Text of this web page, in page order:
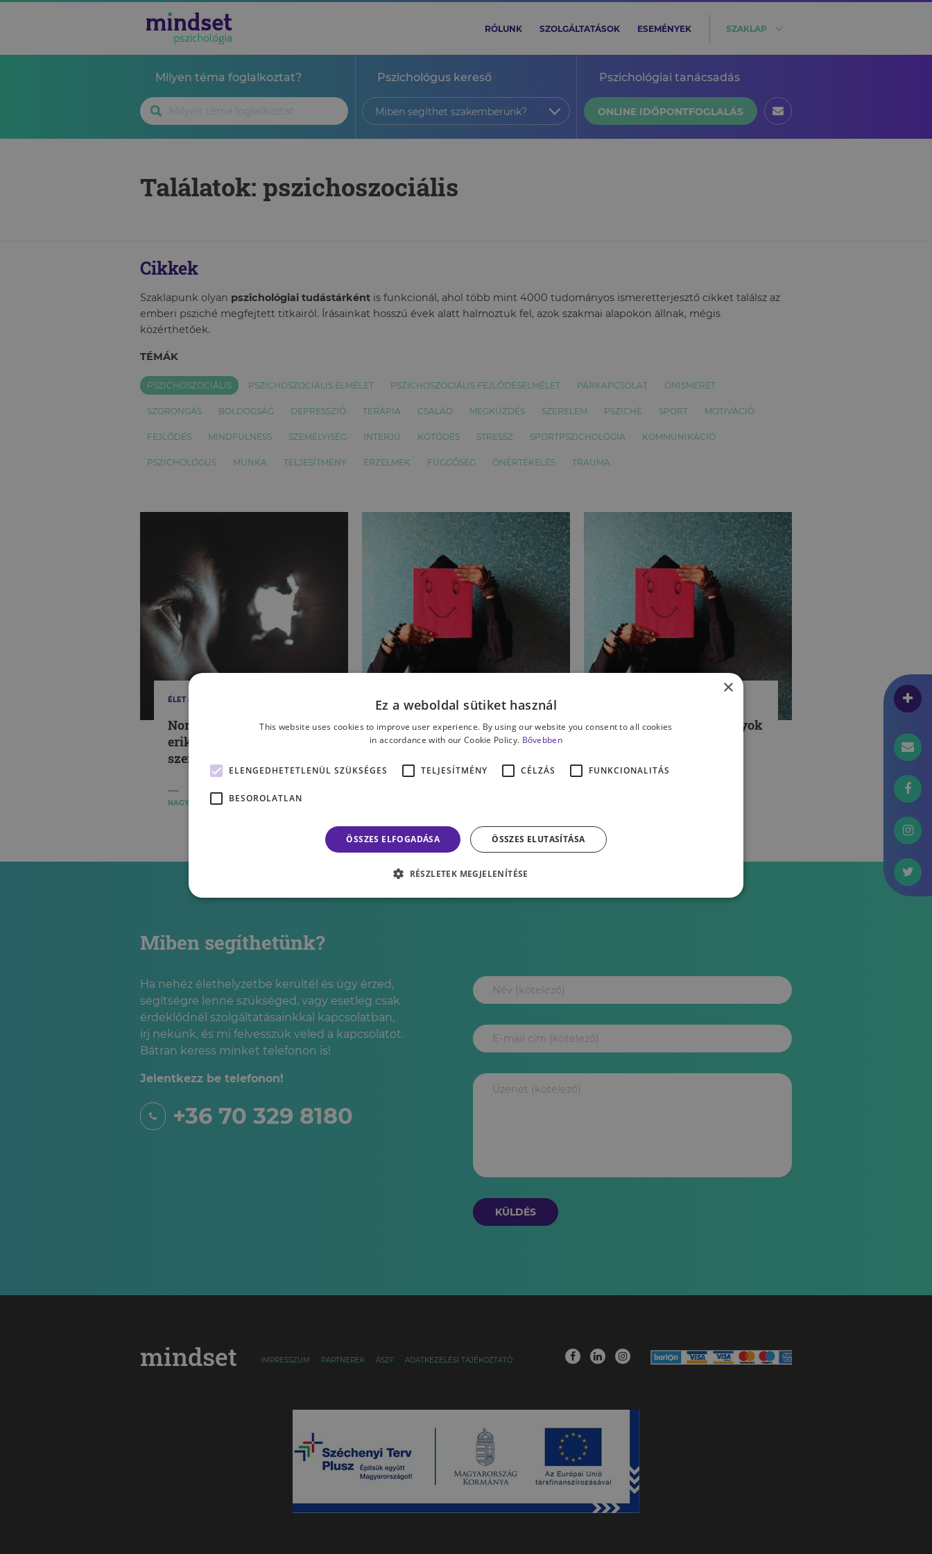
RÓLUNK SZOLGÁLTATÁSOK ESEMÉNYEK SZAKLAP
Milyen téma foglalkoztat? Pszichológus kereső
Miben segíthet szakemberünk?
Pszichológiai tanácsadás
ONLINE IDŐPONTFOGLALÁS
Találatok: pszichoszociális
Cikkek
Szaklapunk olyan pszichológiai tudástárként is funkcionál, ahol több mint 4000 tudományos ismeretterjesztő cikket találsz az
emberi psziché megfejtett titkairól. Írásainkat hosszú évek alatt halmoztuk fel, azok szakmai alapokon állnak, mégis
közérthetőek.
TÉMÁK
PSZICHOSZOCIÁLIS PSZICHOSZOCIÁLIS ELMÉLET PSZICHOSZOCIÁLIS FEJLŐDÉSELMÉLET PÁRKAPCSOLAT ÖNISMERET
SZORONGÁS BOLDOGSÁG DEPRESSZIÓ TERÁPIA CSALÁD MEGKÜZDÉS SZERELEM PSZICHÉ SPORT MOTIVÁCIÓ
FEJLŐDÉS MINDFULNESS SZEMÉLYISÉG INTERJÚ KÖTŐDÉS STRESSZ SPORTPSZICHOLÓGIA KOMMUNIKÁCIÓ
PSZICHOLÓGUS MUNKA TELJESÍTMÉNY ÉRZELMEK FÜGGŐSÉG ÖNÉRTÉKELÉS TRAUMA
ÉLET & PSZICHOLÓGIA
Normatív kríziseink – az
eriksoni
személyiségfejlődés
NAGY VANDA
SZEMÉLYISÉG
Álarc mögött – ki vagyok
én? II. rész
Álarc mögött – ki vagyok
Miben segíthetünk?
Ha nehéz élethelyzetbe kerültél és úgy érzed,
segítségre lenne szükséged, vagy esetleg csak
érdeklődnél szolgáltatásainkkal kapcsolatban,
írj nekünk, és mi felvesszük veled a kapcsolatot.
Bátran keress minket telefonon is!
Jelentkezz be telefonon!
+36 70 329 8180
KÜLDÉS
mindset IMPRESSZUM PARTNEREK ÁSZF ADATKEZELÉSI TÁJÉKOZTATÓ
×
Ez a weboldal sütiket használ
This website uses cookies to improve user experience. By using our website you consent to all cookies
in accordance with our Cookie Policy. Bővebben
ELENGEDHETETLENÜL SZÜKSÉGES TELJESÍTMÉNY CÉLZÁS FUNKCIONALITÁS
BESOROLATLAN
ÖSSZES ELFOGADÁSA ÖSSZES ELUTASÍTÁSA
RÉSZLETEK MEGJELENÍTÉSE